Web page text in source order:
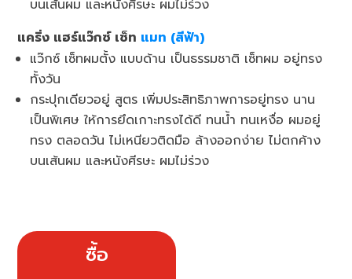
บนเส้นผม และหนังศีรษะ ผมไม่ร่วง
​​แคริ่ง แฮร์แว๊กซ์ เซ็ท แมท (สีฟ้า)
แว๊กซ์ เซ็ทผมตั้ง แบบด้าน เป็นธรรมชาติ เซ็ทผม อยู่ทรง
ทั้งวัน
กระปุกเดียวอยู่ สูตร เพิ่มประสิทธิภาพการอยู่ทรง นาน
เป็นพิเศษ ให้การยึดเกาะทรงได้ดี ทนน้ำ ทนเหงื่อ ผมอยู่
ทรง ตลอดวัน ไม่เหนียวติดมือ ล้างออกง่าย ไม่ตกค้าง
บนเส้นผม และหนังศีรษะ ผมไม่ร่วง
ซื้อ